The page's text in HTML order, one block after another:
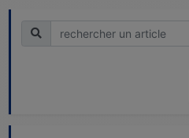
Recherche